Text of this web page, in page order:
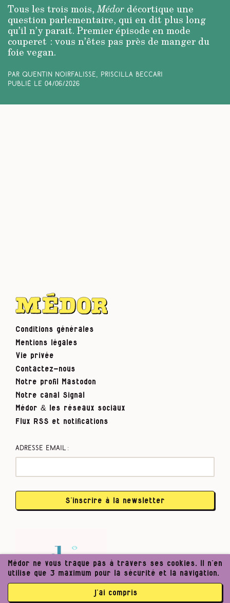
Tous les trois mois,Médor décortique une
question parlementaire, qui en dit plus long
qu’il n’y parait. Premier épisode en mode
couperet : vous n’êtes pas près de manger du
foie vegan.
Par Quentin Noirfalisse, Priscilla Beccari
Publié le 04/06/2026
Conditions générales
Mentions légales
Vie privée
Contactez-nous
Notre profil Mastodon
Notre canal Signal
Médor & les réseaux sociaux
Flux RSS et notifications
Adresse email :
S’inscrire à la newsletter
Médor ne vous traque pas à travers ses cookies. Il n’en
utilise que 3 maximum pour la sécurité et la navigation.
j’ai compris